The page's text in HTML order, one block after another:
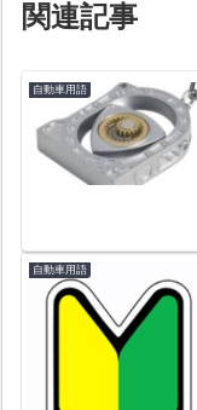
関連記事
自動車用語
自動車用語